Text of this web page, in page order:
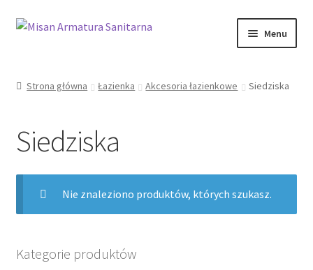
Przejdź
Przejdź
Menu
Kontakt
Informacje prawne
Strona główna Łazienka Akcesoria łazienkowe Siedziska
Siedziska
Nie znaleziono produktów, których szukasz.
Kategorie produktów